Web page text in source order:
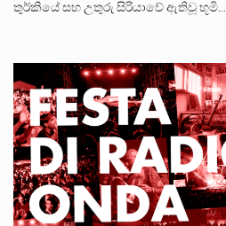
තුර්කියේ සහ උතුරු සිරියාවේ ඇතිවූ භූමි…